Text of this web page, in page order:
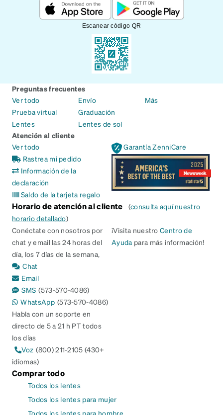
Escanear código QR
Preguntas frecuentes
Ver todo
Prueba virtual
Lentes
Envío
Graduación
Lentes de sol
Más
Atención al cliente
Ver todo
Rastrea mi pedido
Información de la
declaración
Saldo de la tarjeta regalo
Garantía ZenniCare
Horario de atención al cliente (consulta aquí nuestro
horario detallado)
Conéctate con nosotros por
chat y email las 24 horas del
día, los 7 días de la semana,
Chat
Email
SMS (573-570-4086)
WhatsApp (573-570-4086)
Habla con un soporte en
directo de 5 a 21 h PT todos
los días
Voz (800) 211-2105 (430+
idiomas)
¡Visita nuestroCentro de
Ayuda para más información!
Comprar todo
Todos los lentes
Todos los lentes para mujer